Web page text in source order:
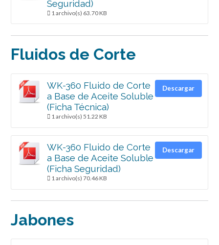
Seguridad)
1 archivo(s) 63.70 KB
Fluidos de Corte
WK-360 Fluido de Corte
a Base de Aceite Soluble
(Ficha Técnica)
1 archivo(s) 51.22 KB
Descargar
WK-360 Fluido de Corte
a Base de Aceite Soluble
(Ficha Seguridad)
1 archivo(s) 70.46 KB
Descargar
Jabones